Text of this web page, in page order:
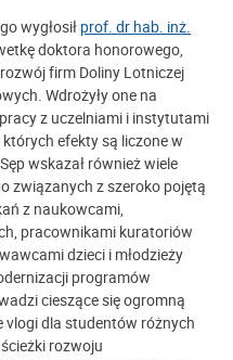
wygłosił prof. dr hab. inż.
doktora honorowego,
firm Doliny Lotniczej
Wdrożyły one na
z uczelniami i instytutami
efekty są liczone w
wskazał również wiele
związanych z szeroko pojętą
z naukowcami,
pracownikami kuratoriów
dzieci i młodzieży
programów
cieszące się ogromną
dla studentów różnych
rozwoju